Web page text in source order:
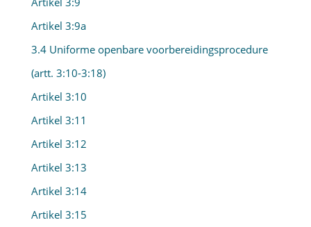
Artikel 3:9a
3.4 Uniforme openbare voorbereidingsprocedure
(artt. 3:10-3:18)
Artikel 3:10
Artikel 3:11
Artikel 3:12
Artikel 3:13
Artikel 3:14
Artikel 3:15